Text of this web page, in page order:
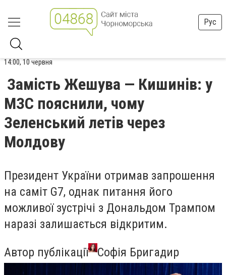
Рус
14:00, 10 червня
Замість Жешува — Кишинів: у
МЗС пояснили, чому
Зеленський летів через
Молдову
Президент України отримав запрошення
на саміт G7, однак питання його
можливої зустрічі з Дональдом Трампом
наразі залишається відкритим.
Автор публікації
Софія Бригадир